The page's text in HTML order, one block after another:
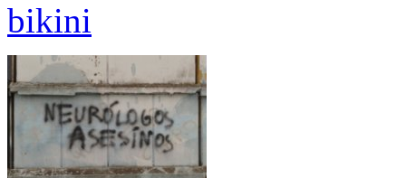
bikini